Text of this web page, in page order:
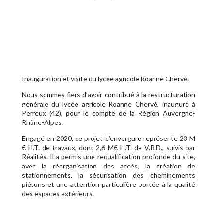
Inauguration et visite du lycée agricole Roanne Chervé.
Nous sommes fiers d’avoir contribué à la restructuration
générale du lycée agricole Roanne Chervé, inauguré à
Perreux (42), pour le compte de la Région Auvergne-
Rhône-Alpes.
Engagé en 2020, ce projet d’envergure représente 23 M
€ H.T. de travaux, dont 2,6 M€ H.T. de V.R.D., suivis par
Réalités. Il a permis une requalification profonde du site,
avec la réorganisation des accès, la création de
stationnements, la sécurisation des cheminements
piétons et une attention particulière portée à la qualité
des espaces extérieurs.